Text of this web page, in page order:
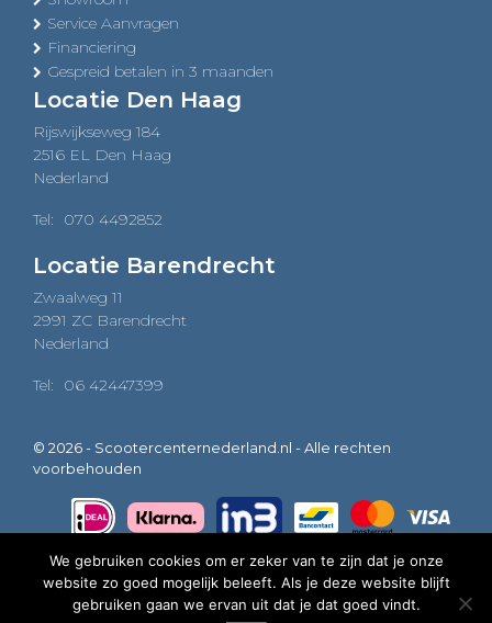
Service Aanvragen
Financiering
Gespreid betalen in 3 maanden
Locatie Den Haag
Rijswijkseweg 184
2516 EL Den Haag
Nederland
Tel: 070 4492852
Locatie Barendrecht
Zwaalweg 11
2991 ZC Barendrecht
Nederland
Tel: 06 42447399
© 2026 - Scootercenternederland.nl - Alle rechten
voorbehouden
We gebruiken cookies om er zeker van te zijn dat je onze
website zo goed mogelijk beleeft. Als je deze website blijft
gebruiken gaan we ervan uit dat je dat goed vindt.